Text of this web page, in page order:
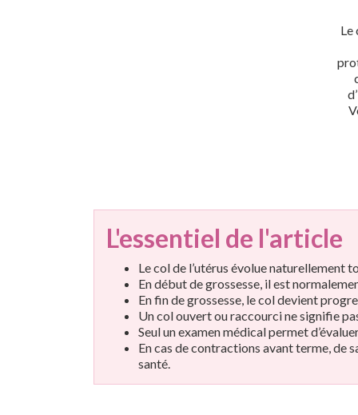
Le
L'essentiel de l'article
Le col de l’utérus évolue naturellement
En début de grossesse, il est
En fin de grossesse, le col devient
Un col ouvert ou raccourci ne signifie
Seul un examen médical permet
En cas de contractions avant terme, de
santé.